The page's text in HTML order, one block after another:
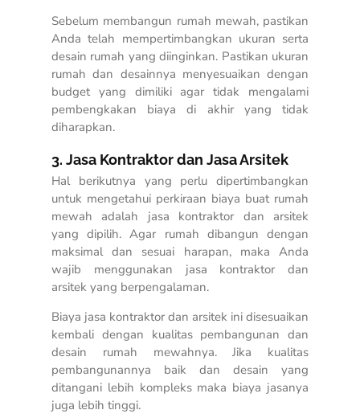
Sebelum membangun rumah mewah, pastikan
Anda telah mempertimbangkan ukuran serta
desain rumah yang diinginkan. Pastikan ukuran
rumah dan desainnya menyesuaikan dengan
budget yang dimiliki agar tidak mengalami
pembengkakan biaya di akhir yang tidak
diharapkan.
3. Jasa Kontraktor dan Jasa Arsitek
Hal berikutnya yang perlu dipertimbangkan
untuk mengetahui perkiraan biaya buat rumah
mewah adalah jasa kontraktor dan arsitek
yang dipilih. Agar rumah dibangun dengan
maksimal dan sesuai harapan, maka Anda
wajib menggunakan jasa kontraktor dan
arsitek yang berpengalaman.
Biaya jasa kontraktor dan arsitek ini disesuaikan
kembali dengan kualitas pembangunan dan
desain rumah mewahnya. Jika kualitas
pembangunannya baik dan desain yang
ditangani lebih kompleks maka biaya jasanya
juga lebih tinggi.